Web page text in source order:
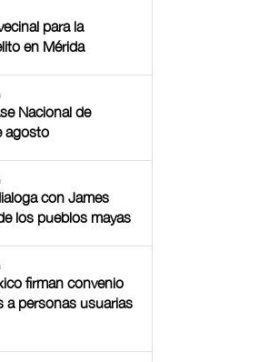
para la
en Mérida
Nacional de
agosto
con James
los pueblos mayas
firman convenio
a personas usuarias